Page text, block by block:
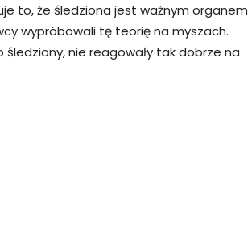
to, że śledziona jest ważnym organem
wypróbowali tę teorię na myszach.
nie reagowały tak dobrze na